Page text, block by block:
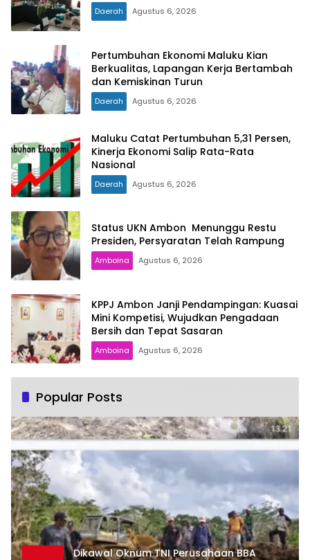
Daerah Agustus 6, 2026
Pertumbuhan Ekonomi Maluku Kian
Berkualitas, Lapangan Kerja Bertambah
dan Kemiskinan Turun
Daerah Agustus 6, 2026
Maluku Catat Pertumbuhan 5,31 Persen,
Kinerja Ekonomi Salip Rata-Rata
Nasional
Daerah Agustus 6, 2026
Status UKN Ambon Menunggu Restu
Presiden, Persyaratan Telah Rampung
Amboina Agustus 6, 2026
KPPJ Ambon Janji Pendampingan: Kuasai
Mini Kompetisi, Wujudkan Pengadaan
Bersih dan Tepat Sasaran
Amboina Agustus 6, 2026
Popular Posts
Dikawal Oknum TNI Perusahaan BBA